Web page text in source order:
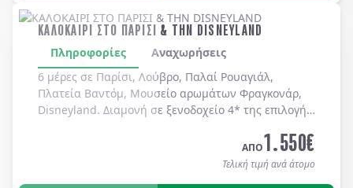
ΚΑΛΟΚΑΙΡΙ ΣΤΟ ΠΑΡΙΣΙ & ΤΗΝ DISNEYLAND
Πληροφορίες
Αναχωρήσεις
6 μέρες σε Παρίσι, Λούβρο, Παλαί Ρουαγιάλ,
Πλατεία Βαντόμ, Μουσείο αρωμάτων Φραγκονάρ,
Disneyland. Διαμονή σε ξενοδοχείo 4* της επιλογής
ΑΠΟ1.550€
Τελική τιμή ανά άτομο